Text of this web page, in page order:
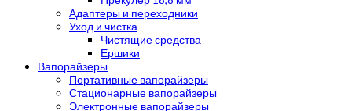
Адаптеры и переходники
Уход и чистка
Чистящие средства
Ершики
Вапорайзеры
Портативные вапорайзеры
Стационарные вапорайзеры
Электронные вапорайзеры